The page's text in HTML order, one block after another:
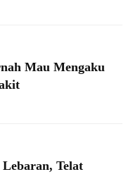
Mau Mengaku
Telat